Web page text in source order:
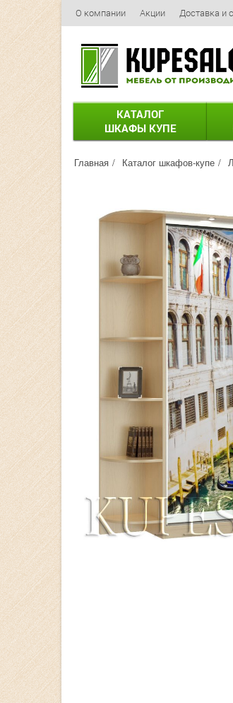
О компании Акции Доставка и
КАТАЛОГ
ШКАФЫ КУПЕ
Главная Каталог шкафов-купе